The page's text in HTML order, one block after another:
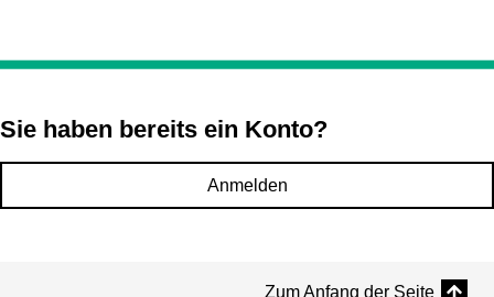
Sie haben bereits ein Konto?
Anmelden
Zum Anfang der Seite